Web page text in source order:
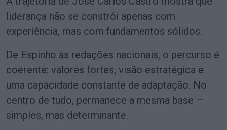
liderança não se constrói apenas com
experiência, mas com fundamentos sólidos.
De Espinho às redações nacionais, o percurso é
coerente: valores fortes, visão estratégica e
uma capacidade constante de adaptação. No
centro de tudo, permanece a mesma base —
simples, mas determinante.